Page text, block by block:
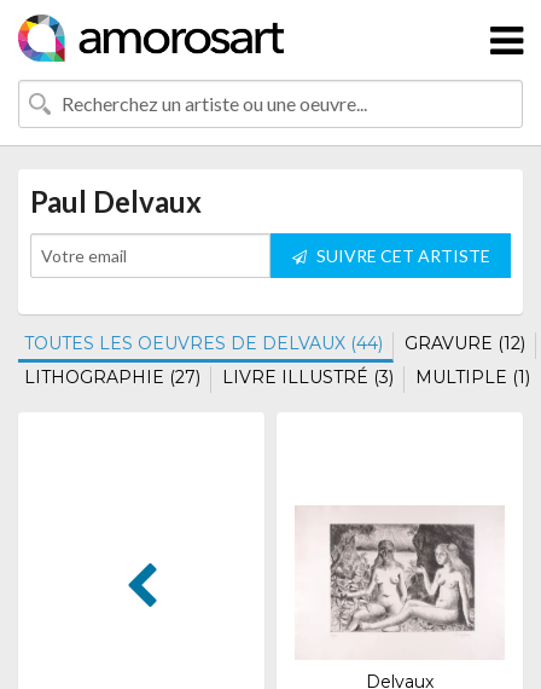
Paul Delvaux
SUIVRE CET ARTISTE
TOUTES LES OEUVRES DE DELVAUX (44)
GRAVURE (12)
LITHOGRAPHIE (27)
LIVRE ILLUSTRÉ (3) MULTIPLE (1)
Delvaux